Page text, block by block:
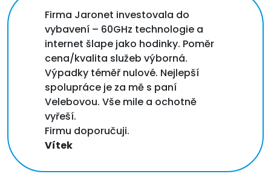
Firma Jaronet investovala do
vybavení – 60GHz technologie a
internet šlape jako hodinky. Poměr
cena/kvalita služeb výborná.
Výpadky téměř nulové. Nejlepší
spolupráce je za mě s paní
Velebovou. Vše mile a ochotně
vyřeší.
Firmu doporučuji.
Vítek